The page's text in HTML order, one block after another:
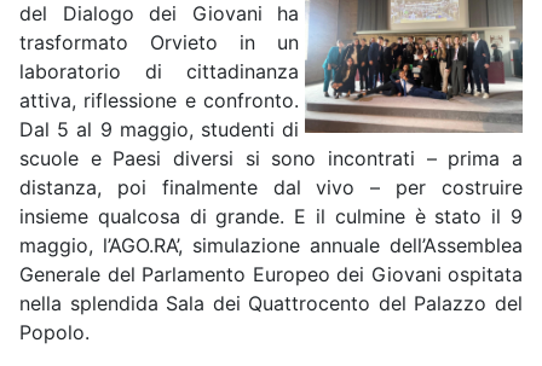
del Dialogo dei Giovani ha
trasformato Orvieto in un
laboratorio di cittadinanza
attiva, riflessione e confronto.
Dal 5 al 9 maggio, studenti di
scuole e Paesi diversi si sono incontrati – prima a
distanza, poi finalmente dal vivo – per costruire
insieme qualcosa di grande. E il culmine è stato il 9
maggio, l’AGO.RA’, simulazione annuale dell’Assemblea
Generale del Parlamento Europeo dei Giovani ospitata
nella splendida Sala dei Quattrocento del Palazzo del
Popolo.